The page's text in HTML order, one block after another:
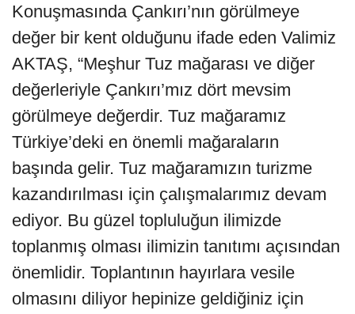
Konuşmasında Çankırı’nın görülmeye
değer bir kent olduğunu ifade eden Valimiz
AKTAŞ, “Meşhur Tuz mağarası ve diğer
değerleriyle Çankırı’mız dört mevsim
görülmeye değerdir. Tuz mağaramız
Türkiye’deki en önemli mağaraların
başında gelir. Tuz mağaramızın turizme
kazandırılması için çalışmalarımız devam
ediyor. Bu güzel topluluğun ilimizde
toplanmış olması ilimizin tanıtımı açısından
önemlidir. Toplantının hayırlara vesile
olmasını diliyor hepinize geldiğiniz için